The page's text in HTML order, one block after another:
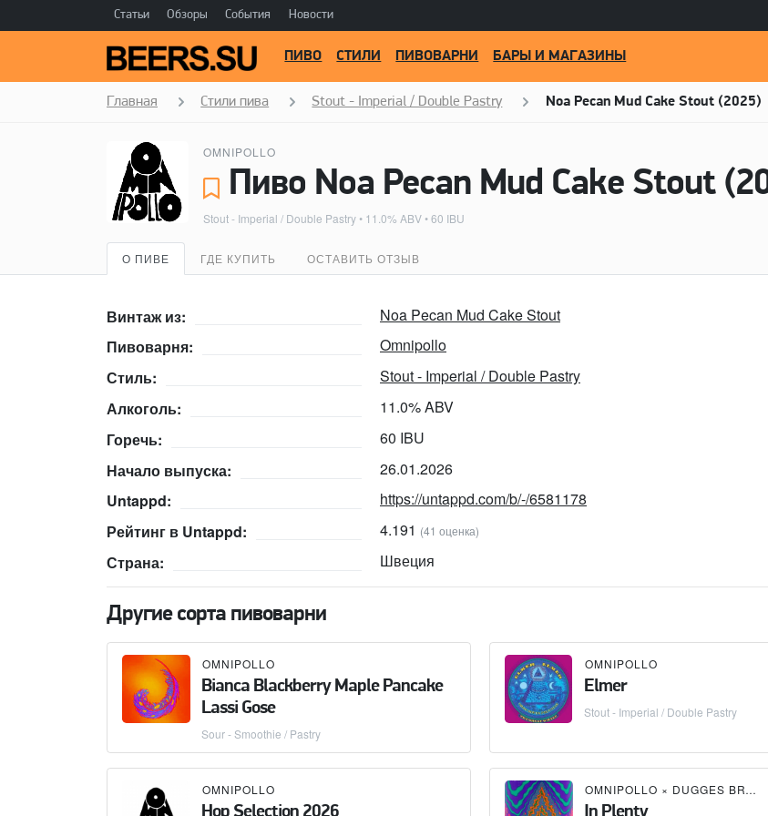
Статьи Обзоры События Новости
ПИВО СТИЛИ ПИВОВАРНИ БАРЫ И МАГАЗИНЫ
Главная Стили пива Stout - Imperial / Double Pastry Noa Pecan Mud Cake Stout (2025)
OMNIPOLLO
Stout - Imperial / Double Pastry• 11.0% ABV • 60 IBU
О ПИВЕ ГДЕ КУПИТЬ ОСТАВИТЬ ОТЗЫВ
Винтаж из:
Noa Pecan Mud Cake Stout
Пивоварня:
Omnipollo
Стиль:
Stout - Imperial / Double Pastry
Алкоголь:
11.0% ABV
Горечь:
60 IBU
Начало выпуска:
26.01.2026
Untappd:
https://untappd.com/b/-/6581178
Рейтинг в Untappd:
4.191 (41 оценка)
Страна: Швеция
Другие сорта пивоварни
OMNIPOLLO
Bianca Blackberry Maple Pancake
Lassi Gose
Sour - Smoothie / Pastry
OMNIPOLLO
Elmer
Stout - Imperial / Double Pastry
OMNIPOLLO OMNIPOLLO × DUGGES BRYGGERI